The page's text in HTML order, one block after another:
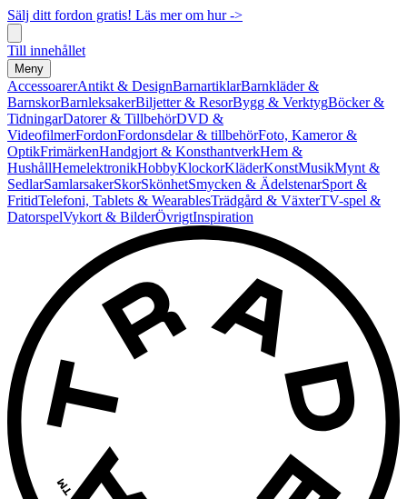
Sälj ditt fordon gratis! Läs mer om hur ->
Till innehållet
Meny
AccessoarerAntikt & DesignBarnartiklarBarnkläder &
BarnskorBarnleksakerBiljetter & ResorBygg & VerktygBöcker &
TidningarDatorer & TillbehörDVD &
VideofilmerFordonFordonsdelar & tillbehörFoto, Kameror &
OptikFrimärkenHandgjort & KonsthantverkHem &
HushållHemelektronikHobbyKlockorKläderKonstMusikMynt &
SedlarSamlarsakerSkorSkönhetSmycken & ÄdelstenarSport &
FritidTelefoni, Tablets & WearablesTrädgård & VäxterTV-spel &
DatorspelVykort & BilderÖvrigtInspiration